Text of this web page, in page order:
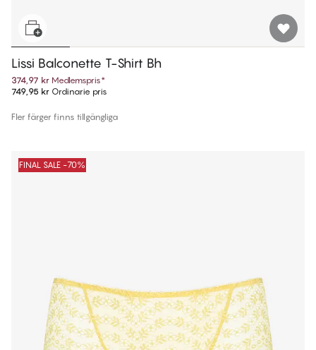
Lissi Balconette T-Shirt Bh
374,97 kr Medlemspris*
749,95 kr Ordinarie pris
Fler färger finns tillgängliga
FINAL SALE -70%